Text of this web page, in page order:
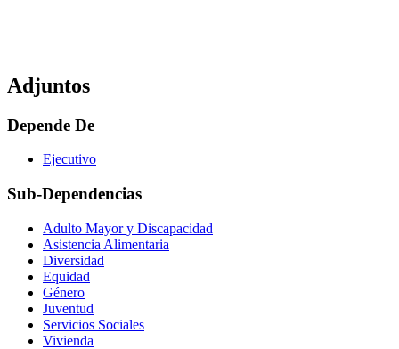
Adjuntos
Depende De
Ejecutivo
Sub-Dependencias
Adulto Mayor y Discapacidad
Asistencia Alimentaria
Diversidad
Equidad
Género
Juventud
Servicios Sociales
Vivienda